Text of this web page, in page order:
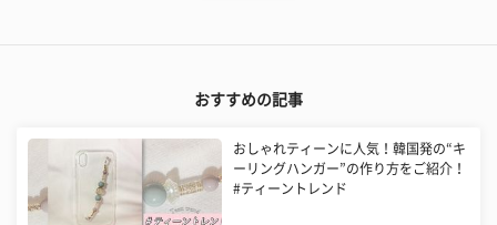
おすすめの記事
おしゃれティーンに人気！韓国発の“キ
ーリングハンガー”の作り方をご紹介！
#ティーントレンド